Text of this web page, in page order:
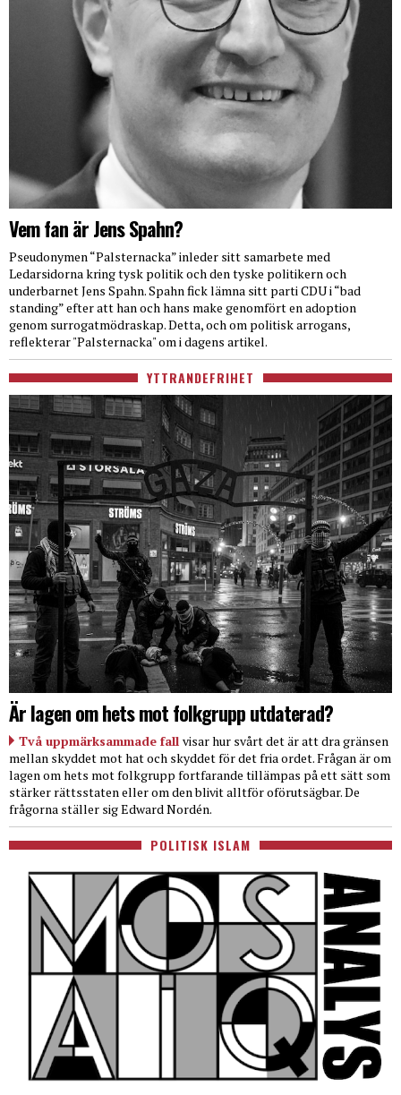
Vem fan är Jens Spahn?
Pseudonymen “Palsternacka” inleder sitt samarbete med
Ledarsidorna kring tysk politik och den tyske politikern och
underbarnet Jens Spahn. Spahn fick lämna sitt parti CDU i “bad
standing” efter att han och hans make genomfört en adoption
genom surrogatmödraskap. Detta, och om politisk arrogans,
reflekterar "Palsternacka" om i dagens artikel.
YTTRANDEFRIHET
Är lagen om hets mot folkgrupp utdaterad?
Två uppmärksammade fall visar hur svårt det är att dra gränsen
mellan skyddet mot hat och skyddet för det fria ordet. Frågan är om
lagen om hets mot folkgrupp fortfarande tillämpas på ett sätt som
stärker rättsstaten eller om den blivit alltför oförutsägbar. De
frågorna ställer sig Edward Nordén.
POLITISK ISLAM